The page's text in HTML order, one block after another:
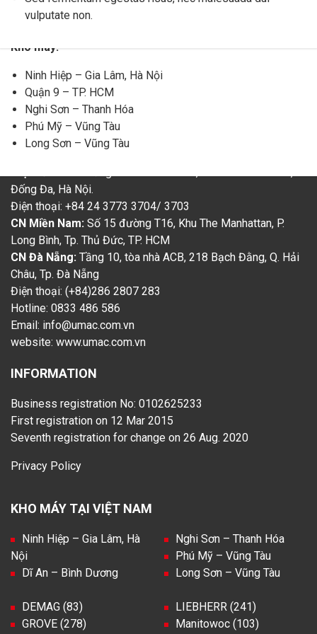
Quận 9 – TP. HCM
Nghi Sơn – Thanh Hóa
Phú Mỹ – Vũng Tàu
Long Sơn – Vũng Tàu
website:www.umac.com.vn
Kho máy:
Ninh Hiệp – Gia Lâm, Hà Nội
Quận 9 – TP. HCM
Nghi Sơn – Thanh Hóa
Phú Mỹ – Vũng Tàu
Long Sơn – Vũng Tàu
vulputate non.
CÔNG TY TNHH U-MAC VIỆT NAM
Đống Đa, Hà Nội.
Điện thoại: +84 24 3773 3704/ 3703
CN Miền Nam: Số 15 đường T16, Khu The Manhattan, P.
Long Bình, Tp. Thủ Đức, TP. HCM
CN Đà Nẵng: Tầng 10, tòa nhà ACB, 218 Bạch Đằng, Q. Hải
Châu, Tp. Đà Nẵng
Điện thoại: (+84)286 2807 283
Hotline: 0833 486 586
Email: info@umac.com.vn
website: www.umac.com.vn
INFORMATION
Business registration No: 0102625233
First registration on 12 Mar 2015
Seventh registration for change on 26 Aug. 2020
Privacy Policy
KHO MÁY TẠI VIỆT NAM
Ninh Hiệp – Gia Lâm, Hà
Nội
Dĩ An – Bình Dương
Nghi Sơn – Thanh Hóa
Phú Mỹ – Vũng Tàu
Long Sơn – Vũng Tàu
DEMAG (83)
GROVE (278)
LIEBHERR (241)
Manitowoc (103)